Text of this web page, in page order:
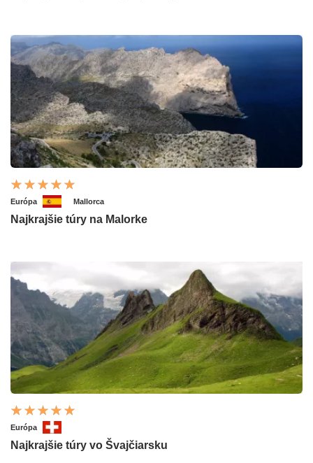
Európa Mallorca
Najkrajšie túry na Malorke
Európa
Najkrajšie túry vo Švajčiarsku